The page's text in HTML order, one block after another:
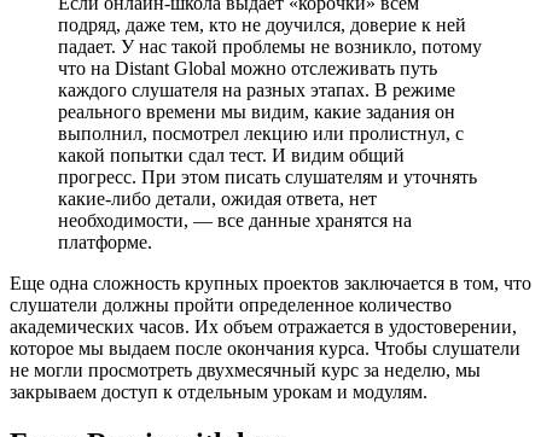
подряд, даже тем, кто не доучился, доверие к ней
падает. У нас такой проблемы не возникло, потому
что на Distant Global можно отслеживать путь
каждого слушателя на разных этапах. В режиме
реального времени мы видим, какие задания он
выполнил, посмотрел лекцию или пролистнул, с
какой попытки сдал тест. И видим общий
прогресс. При этом писать слушателям и уточнять
какие-либо детали, ожидая ответа, нет
необходимости, — все данные хранятся на
платформе.
Еще одна сложность крупных проектов заключается в том, что
слушатели должны пройти определенное количество
академических часов. Их объем отражается в удостоверении,
которое мы выдаем после окончания курса. Чтобы слушатели
не могли просмотреть двухмесячный курс за неделю, мы
закрываем доступ к отдельным урокам и модулям.